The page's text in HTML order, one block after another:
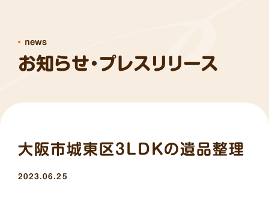
お知らせ・プレスリリース
news
大阪市城東区3LDKの遺品整理
2023.06.25